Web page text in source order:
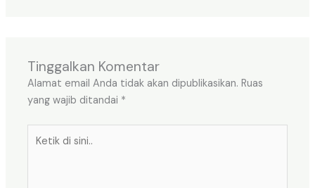
Tinggalkan Komentar
Alamat email Anda tidak akan dipublikasikan. Ruas
yang wajib ditandai *